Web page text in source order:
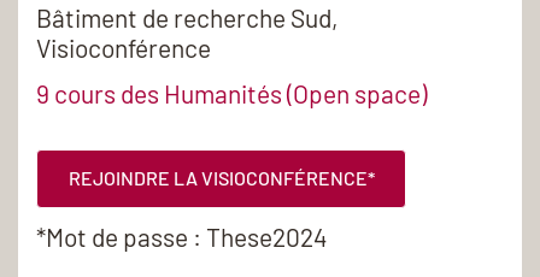
Bâtiment de recherche Sud,
Visioconférence
9 cours des Humanités (Open space)
REJOINDRE LA VISIOCONFÉRENCE*
*Mot de passe : These2024